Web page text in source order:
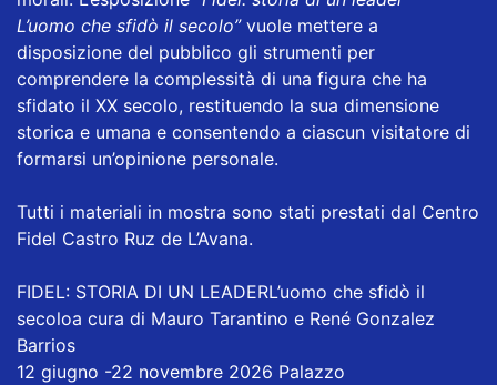
L’uomo che sfidò il secolo”vuole mettere a
disposizione del pubblico gli strumenti per
comprendere la complessità di una figura che ha
sfidato il XX secolo, restituendo la sua dimensione
storica e umana e consentendo a ciascun visitatore di
formarsi un’opinione personale.
Tutti i materiali in mostra sono stati prestati dal Centro
Fidel Castro Ruz de L’Avana.
FIDEL: STORIA DI UN LEADERL’uomo che sfidò il
secoloa cura di Mauro Tarantino e René Gonzalez
Barrios
12 giugno -22 novembre 2026 Palazzo